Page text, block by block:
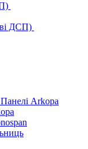
ДСП)
Аrkopa